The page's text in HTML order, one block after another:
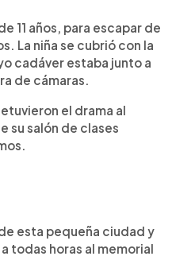
11 años, para escapar de
La niña se cubrió con la
cadáver estaba junto a
de cámaras.
el drama al
su salón de clases
esta pequeña ciudad y
todas horas al memorial